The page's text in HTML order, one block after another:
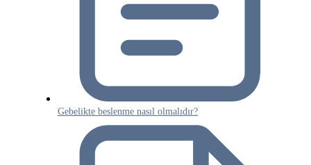
Gebelikte beslenme nasıl olmalıdır?